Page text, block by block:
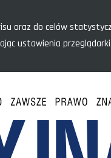
oraz do celów
ustawienia